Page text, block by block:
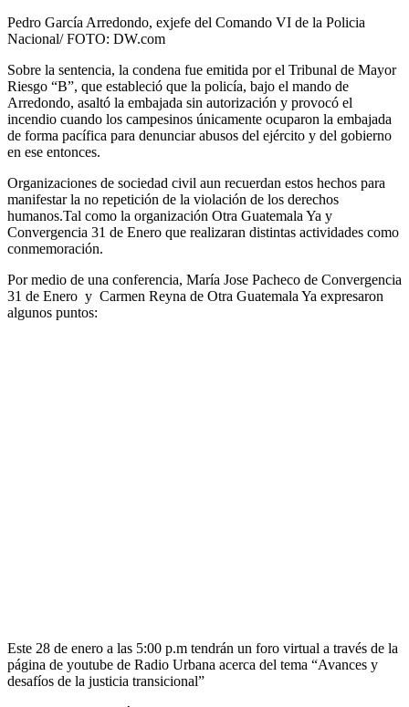
Pedro García Arredondo, exjefe del Comando VI de la Policia
Nacional/ FOTO: DW.com
Sobre la sentencia, la condena fue emitida por el Tribunal de Mayor
Riesgo “B”, que estableció que la policía, bajo el mando de
Arredondo, asaltó la embajada sin autorización y provocó el
incendio cuando los campesinos únicamente ocuparon la embajada
de forma pacífica para denunciar abusos del ejército y del gobierno
en ese entonces.
Organizaciones de sociedad civil aun recuerdan estos hechos para
manifestar la no repetición de la violación de los derechos
humanos.Tal como la organización Otra Guatemala Ya y
Convergencia 31 de Enero que realizaran distintas actividades como
conmemoración.
Por medio de una conferencia, María Jose Pacheco de Convergencia
31 de Enero y Carmen Reyna de Otra Guatemala Ya expresaron
algunos puntos:
Este 28 de enero a las 5:00 p.m tendrán un foro virtual a través de la
página de youtube de Radio Urbana acerca del tema “Avances y
desafíos de la justicia transicional”